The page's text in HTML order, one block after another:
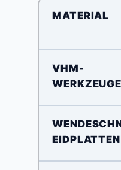
MATERIAL
VHM-
WERKZEUGE
EIDPLATTEN